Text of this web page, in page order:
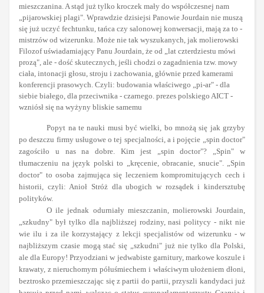
mieszczanina. A stąd już tylko kroczek mały do współczesnej nam
„pijarowskiej plagi". Wprawdzie dzisiejsi Panowie Jourdain nie muszą
się już uczyć fechtunku, tańca czy salonowej konwersacji, mają za to -
mistrzów od wizerunku. Może nie tak wyszukanych, jak molierowski
Filozof uświadamiający Panu Jourdain, że od „lat czterdziestu mówi
prozą", ale - dość skutecznych, jeśli chodzi o zagadnienia tzw. mowy
ciała, intonacji głosu, stroju i zachowania, głównie przed kamerami
konferencji prasowych. Czyli: budowania właściwego „pi-ar" - dla
siebie białego, dla przeciwnika - czarnego. prezes polskiego AICT -
wzniósł się na wyżyny bliskie samemu
Popyt na te nauki musi być wielki, bo mnożą się jak grzyby
po deszczu firmy usługowe o tej specjalności, a i pojęcie „spin doctor"
zagościło u nas na dobre. Kim jest „spin doctor"? „Spin" w
tłumaczeniu na język polski to „kręcenie, obracanie, snucie". „Spin
doctor" to osoba zajmująca się leczeniem kompromitujących cech i
historii, czyli: Anioł Stróż dla ubogich w rozsądek i kindersztubę
polityków.
O ile jednak odurniały mieszczanin, molierowski Jourdain,
„szkudny" był tylko dla najbliższej rodziny, nasi politycy - nikt nie
wie ilu i za ile korzystający z lekcji specjalistów od wizerunku - w
najbliższym czasie mogą stać się „szkudni" już nie tylko dla Polski,
ale dla Europy! Przyodziani w jedwabiste garnitury, markowe koszule i
krawaty, z nieruchomym półuśmiechem i właściwym ułożeniem dłoni,
beztrosko przemieszczając się z partii do partii, przyszli kandydaci już